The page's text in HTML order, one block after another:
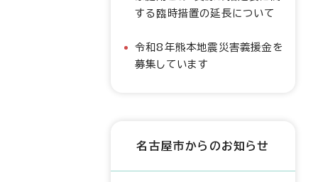
する臨時措置の延長について
令和8年熊本地震災害義援金を
募集しています
名古屋市からのお知らせ